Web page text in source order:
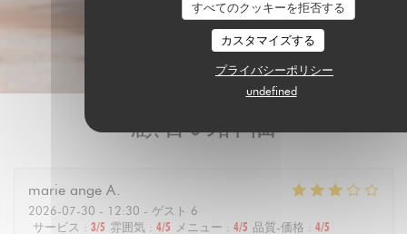
すべてのクッキーを拒否する
カスタマイズする
プライバシーポリシー
undefined
顧客の評価
marie ange A
2026-07-30 - 12:30 - ゲスト 6
サービス : 3/5 雰囲気 : 4/5 メニュー : 4/5 品質-価格 : 4/5